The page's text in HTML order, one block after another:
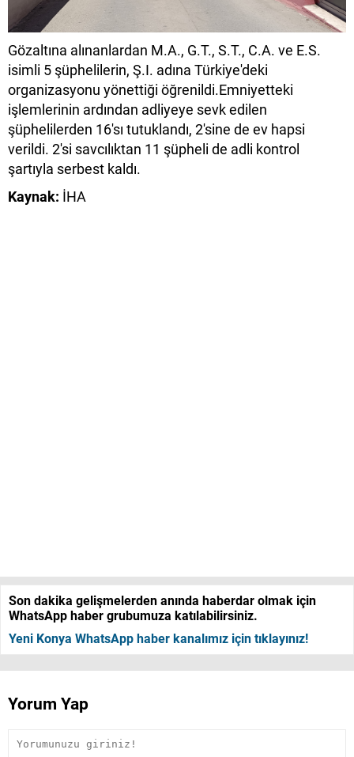
Gözaltına alınanlardan M.A., G.T., S.T., C.A. ve E.S.
isimli 5 şüphelilerin, Ş.I. adına Türkiye'deki
organizasyonu yönettiği öğrenildi.Emniyetteki
işlemlerinin ardından adliyeye sevk edilen
şüphelilerden 16'sı tutuklandı, 2'sine de ev hapsi
verildi. 2'si savcılıktan 11 şüpheli de adli kontrol
şartıyla serbest kaldı.
Kaynak: İHA
Son dakika gelişmelerden anında haberdar olmak için
WhatsApp haber grubumuza katılabilirsiniz.
Yeni Konya WhatsApp haber kanalımız için tıklayınız!
Yorum Yap